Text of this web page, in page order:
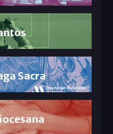
Sacra